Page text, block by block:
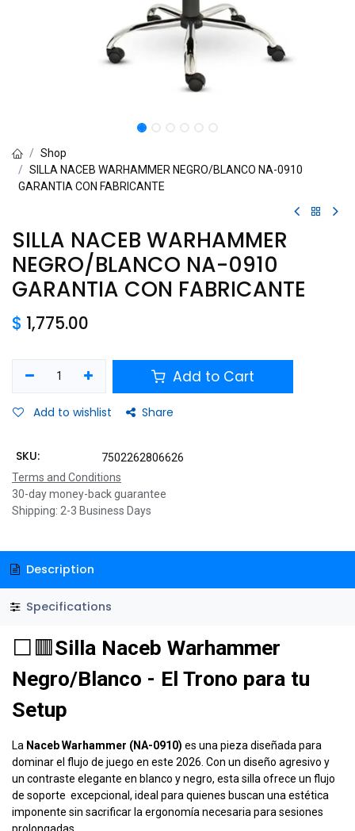
Shop
SILLA NACEB WARHAMMER NEGRO/BLANCO NA-0910
GARANTIA CON FABRICANTE
SILLA NACEB WARHAMMER
NEGRO/BLANCO NA-0910
GARANTIA CON FABRICANTE
$ 1,775.00
Add to Cart
Add to wishlist Share
SKU:
7502262806626
Terms and Conditions
30-day money-back guarantee
Shipping: 2-3 Business Days
Description
Specifications
⬜🟥Silla Naceb Warhammer
Negro/Blanco - El Trono para tu
Setup
La Naceb Warhammer (NA-0910) es una pieza diseñada para
dominar el flujo de juego en este 2026. Con un diseño agresivo y
un contraste elegante en blanco y negro, esta silla ofrece un flujo
de soporte excepcional, ideal para quienes buscan una estética
imponente sin sacrificar la ergonomía necesaria para sesiones
prolongadas.